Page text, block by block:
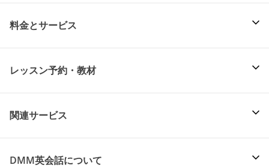
料金とサービス
レッスン予約・教材
関連サービス
DMM英会話について